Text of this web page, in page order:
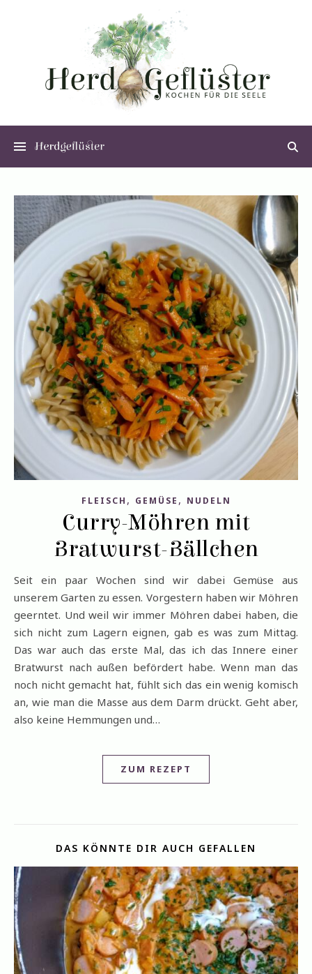
FLEISCH , GEMÜSE , NUDELN
Curry-Möhren mit
Bratwurst-Bällchen
Seit ein paar Wochen sind wir dabei Gemüse aus
unserem Garten zu essen. Vorgestern haben wir Möhren
geerntet. Und weil wir immer Möhren dabei haben, die
sich nicht zum Lagern eignen, gab es was zum Mittag.
Das war auch das erste Mal, das ich das Innere einer
Bratwurst nach außen befördert habe. Wenn man das
noch nicht gemacht hat, fühlt sich das ein wenig komisch
an, wie man die Masse aus dem Darm drückt. Geht aber,
also keine Hemmungen und…
ZUM REZEPT
DAS KÖNNTE DIR AUCH GEFALLEN